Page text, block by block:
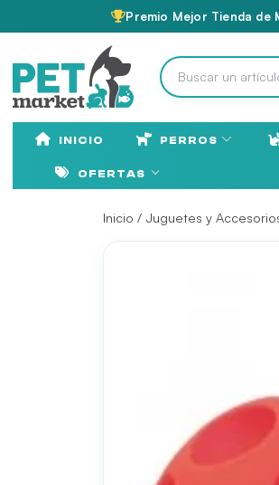
Premio Mejor Tienda de
INICIO PERROS
OFERTAS
Inicio / Juguetes y